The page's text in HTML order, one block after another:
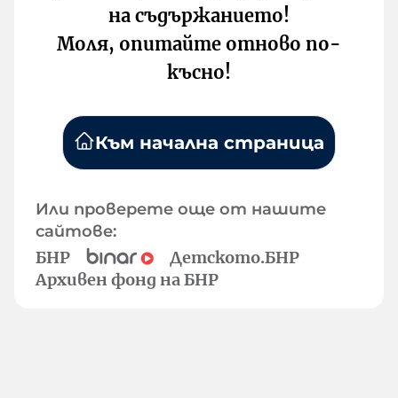
на съдържанието!
Моля, опитайте отново по-
късно!
Към начална страница
Или проверете още от нашите
сайтове:
БНР
Детското.БНР
Архивен фонд на БНР